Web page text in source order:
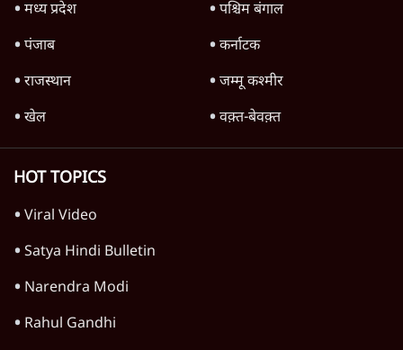
मध्य प्रदेश
पश्चिम बंगाल
पंजाब
कर्नाटक
राजस्थान
जम्मू कश्मीर
खेल
वक़्त-बेवक़्त
HOT TOPICS
Viral Video
Satya Hindi Bulletin
Narendra Modi
Rahul Gandhi